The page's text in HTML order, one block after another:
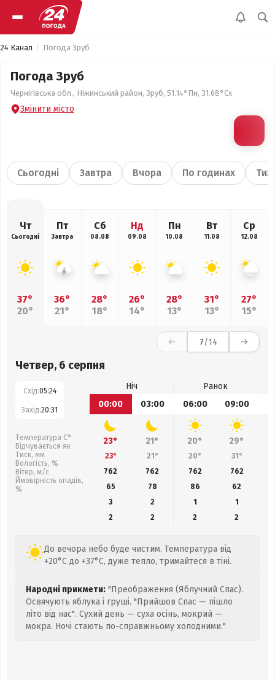
24 Канал Погода Зруб
Погода Зруб
Чернігівська обл., Ніжинський район, Зруб, 51.14°Пн, 31.68°Сх
Змінити місто
Сьогодні Завтра Вчора По годинах
Чт
Сьогодні
37°
20°
Пт
Завтра
36°
21°
Сб
08.08
28°
18°
Нд
09.08
26°
14°
Пн
10.08
28°
13°
Вт
11.08
31°
13°
Ср
12.08
27°
15°
7/14
Четвер, 6 серпня
Схід:05:24
Захід:20:31
Температура С°
Відчувається як
Тиск, мм
Вологість, %
Вітер, м/с
Ймовірність опадів,
%
Ніч
Ранок
00:00
03:00 06:00 09:00
23° 21° 20° 29°
23° 21° 20° 31°
762
762 762 762
65
78 86 62
3
2 1
1
2
2 2 2
До вечора небо буде чистим. Температура від
+20°C до +37°C, дуже тепло, тримайтеся в тіні.
Народні прикмети: "Преображення (Яблучний Спас).
Освячують яблука і груші. "Прийшов Спас — пішло
літо від нас". Сухий день — суха осінь, мокрий —
мокра. Ночі стають по-справжньому холодними."